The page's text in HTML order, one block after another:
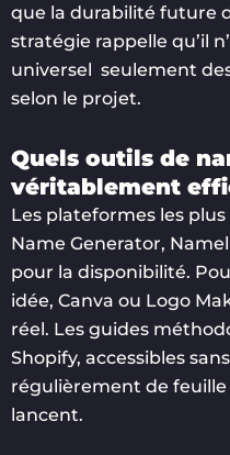
que la durabilité future
stratégie rappelle qu’il
universel seulement
selon le projet.
Quels outils de
véritablement
Les plateformes les
Name Generator,
pour la disponibilité.
idée, Canva ou Logo
réel. Les guides
Shopify, accessibles
régulièrement de
lancent.